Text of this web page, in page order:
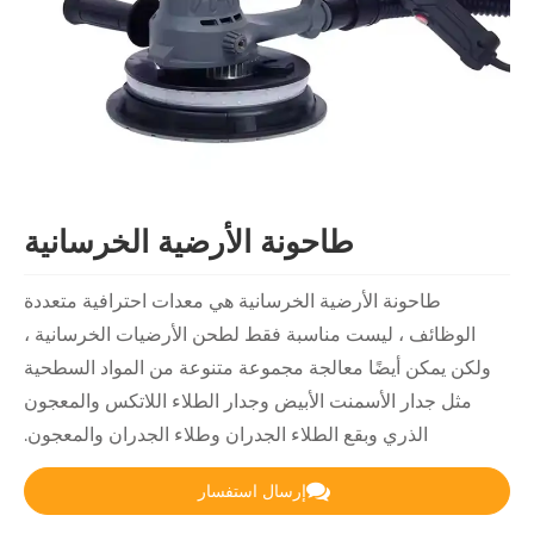
طاحونة الأرضية الخرسانية
الخرسانية هي معدات احترافية متعددة
مناسبة فقط لطحن الأرضيات الخرسانية ،
مجموعة متنوعة من المواد السطحية
الأبيض وجدار الطلاء اللاتكس والمعجون
الطلاء الجدران وطلاء الجدران والمعجون.